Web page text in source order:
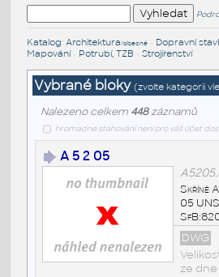
Katalog: Architektura/obecné• Dopravní
Mapování• Potrubí, TZB • Strojírenství
Vybrané bloky (zvolte kategorii
Nalezeno celkem 448záznamů
hromadné stahování není pro váš účet
A 5 2 05
Skříně
05
DWG
ze dne